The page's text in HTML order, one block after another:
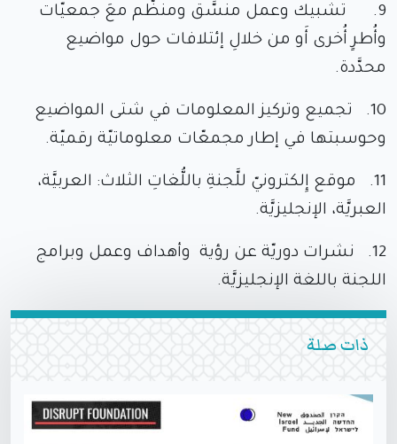
9. تشبيك وعمل منسَّق ومنظَّم معَ جمعيّات
وأُطرٍ أُخرى أَو من خلالِ إئتلافات حول مواضيع
محدَّدة.
10. تجميع وتركيز المعلومات في شتى المواضيع
وحوسبتها في إطار مجمعّات معلوماتيّة رقميّة.
11. موقع إِلكترونيّ للَّجنةِ باللُّغاتِ الثلاث: العربيَّة،
العبريَّة، الإنجليزيَّة.
12. نشرات دوريّة عن رؤية وأهداف وعمل وبرامج
اللجنة باللغة الإنجليزيَّة.
ذات صلة